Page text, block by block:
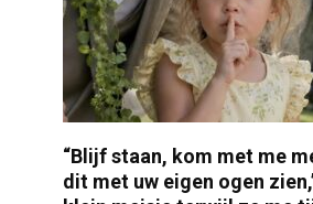
“Blijf staan, kom met me
dit met uw eigen ogen